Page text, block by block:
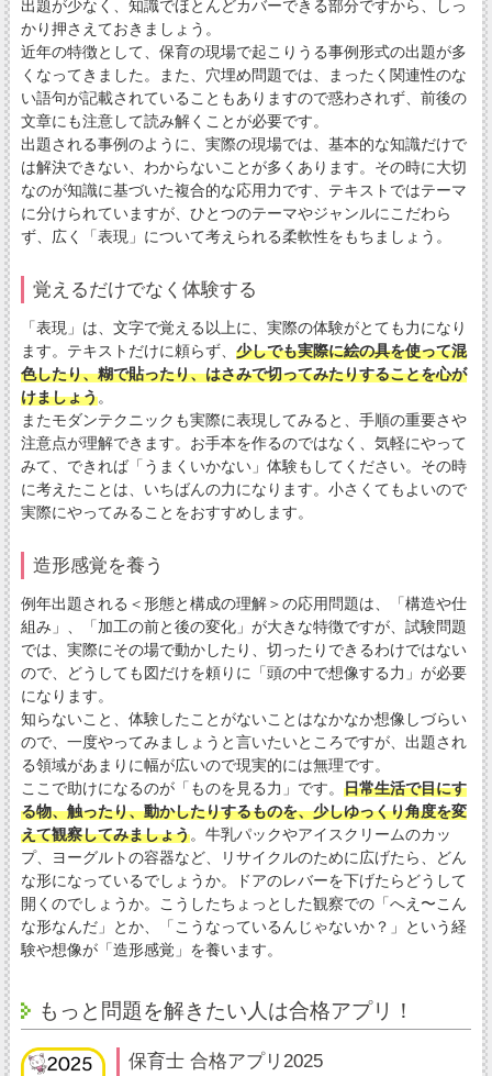
出題が少なく、知識でほとんどカバーできる部分ですから、しっ
かり押さえておきましょう。
近年の特徴として、保育の現場で起こりうる事例形式の出題が多
くなってきました。また、穴埋め問題では、まったく関連性のな
い語句が記載されていることもありますので惑わされず、前後の
文章にも注意して読み解くことが必要です。
出題される事例のように、実際の現場では、基本的な知識だけで
は解決できない、わからないことが多くあります。その時に大切
なのが知識に基づいた複合的な応用力です、テキストではテーマ
に分けられていますが、ひとつのテーマやジャンルにこだわら
ず、広く「表現」について考えられる柔軟性をもちましょう。
覚えるだけでなく体験する
「表現」は、文字で覚える以上に、実際の体験がとても力になり
ます。テキストだけに頼らず、 少しでも実際に絵の具を使って混
色したり、糊で貼ったり、はさみで切ってみたりすることを心が
けましょう。
またモダンテクニックも実際に表現してみると、手順の重要さや
注意点が理解できます。お手本を作るのではなく、気軽にやって
みて、できれば「うまくいかない」体験もしてください。その時
に考えたことは、いちばんの力になります。小さくてもよいので
実際にやってみることをおすすめします。
造形感覚を養う
例年出題される＜形態と構成の理解＞の応用問題は、「構造や仕
組み」、「加工の前と後の変化」が大きな特徴ですが、試験問題
では、実際にその場で動かしたり、切ったりできるわけではない
ので、どうしても図だけを頼りに「頭の中で想像する力」が必要
になります。
知らないこと、体験したことがないことはなかなか想像しづらい
ので、一度やってみましょうと言いたいところですが、出題され
る領域があまりに幅が広いので現実的には無理です。
ここで助けになるのが「ものを見る力」です。 日常生活で目にす
る物、触ったり、動かしたりするものを、少しゆっくり角度を変
えて観察してみましょう。牛乳パックやアイスクリームのカッ
プ、ヨーグルトの容器など、リサイクルのために広げたら、どん
な形になっているでしょうか。ドアのレバーを下げたらどうして
開くのでしょうか。こうしたちょっとした観察での「へえ〜こん
な形なんだ」とか、「こうなっているんじゃないか？」という経
験や想像が「造形感覚」を養います。
もっと問題を解きたい人は合格アプリ！
保育士 合格アプリ2025